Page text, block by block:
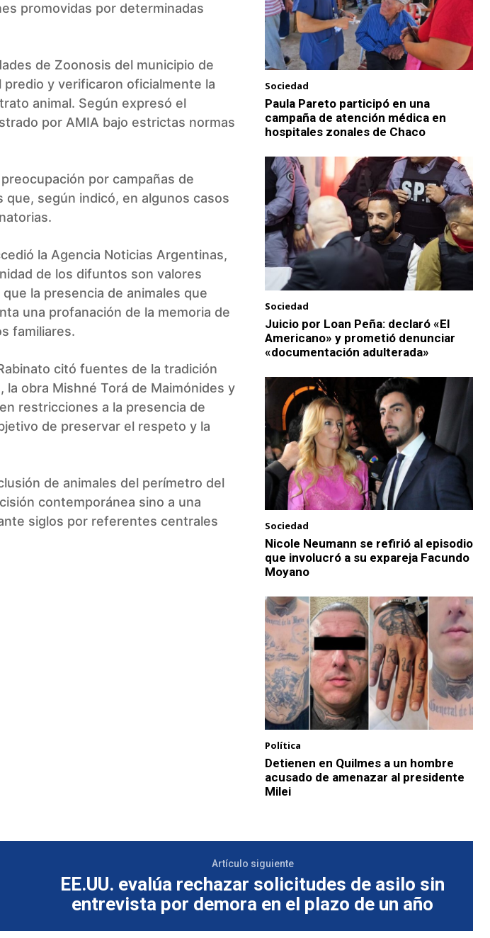
promovidas por determinadas
de Zoonosis del municipio de
y verificaron oficialmente la
animal. Según expresó el
por AMIA bajo estrictas normas
por campañas de
según indicó, en algunos casos
la Agencia Noticias Argentinas,
de los difuntos son valores
la presencia de animales que
una profanación de la memoria de
familiares.
citó fuentes de la tradición
la obra Mishné Torá de Maimónides y
restricciones a la presencia de
de preservar el respeto y la
de animales del perímetro del
contemporánea sino a una
siglos por referentes centrales
Sociedad
Paula Pareto participó en una
campaña de atención médica en
hospitales zonales de Chaco
Sociedad
Juicio por Loan Peña: declaró «El
Americano» y prometió denunciar
«documentación adulterada»
Sociedad
Nicole Neumann se refirió al episodio
que involucró a su expareja Facundo
Moyano
Política
Detienen en Quilmes a un hombre
acusado de amenazar al presidente
Milei
Artículo siguiente
EE.UU. evalúa rechazar solicitudes de asilo sin
entrevista por demora en el plazo de un año